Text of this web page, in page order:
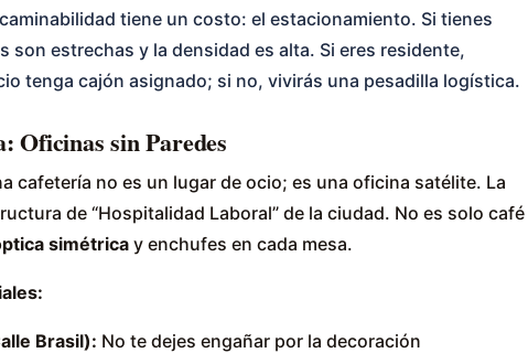
tiene un costo: el estacionamiento. Si tienes
son estrechas y la densidad es alta. Si eres residente,
tenga cajón asignado; si no, vivirás una pesadilla logística.
Oficinas sin Paredes
cafetería no es un lugar de ocio; es una oficina satélite. La
de “Hospitalidad Laboral” de la ciudad. No es solo café
simétrica y enchufes en cada mesa.
Brasil): No te dejes engañar por la decoración